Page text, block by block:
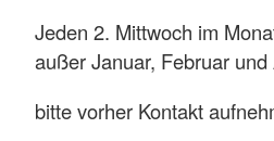
Jeden 2. Mittwoch im
außer Januar, Februar und
bitte vorher Kontakt